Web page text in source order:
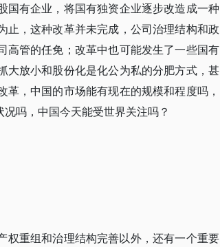
国有企业，将国有独资企业逐步改造成一种
，这种改革并未完成，公司治理结构和政
高管的任免；改革中也可能发生了一些国有
大放小和股份化是化公为私的分肥方式，甚
，中国的市场能有现在的规模和程度吗，
吗，中国今天能受世界关注吗？
权重组和治理结构完善以外，还有一个重要